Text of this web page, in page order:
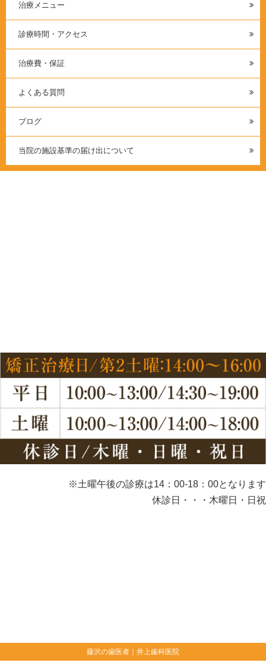
治療メニュー
診療時間・アクセス
治療費・保証
よくある質問
ブログ
当院の施設基準の届け出について
※土曜午後の診療は14：00-18：00となります
休診日・・・木曜日・日祝
藤沢の歯医者｜井上歯科医院